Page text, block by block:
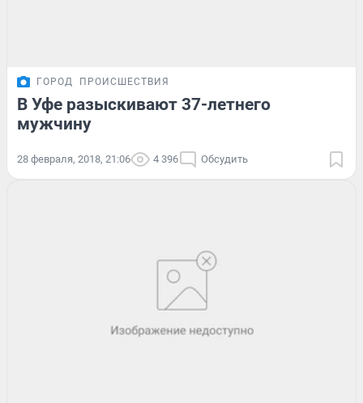
ГОРОД ПРОИСШЕСТВИЯ
В Уфе разыскивают 37-летнего
мужчину
28 февраля, 2018, 21:06 4 396 Обсудить